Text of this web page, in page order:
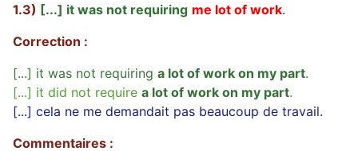
1.3) [...] it was not requiring me lot of work.
Correction :
[...] it was not requiring a lot of work on my part.
[...] it did not require a lot of work on my part.
[...] cela ne me demandait pas beaucoup de travail.
Commentaires :